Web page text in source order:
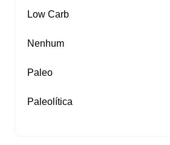
Low Carb
Nenhum
Paleo
Paleolítica